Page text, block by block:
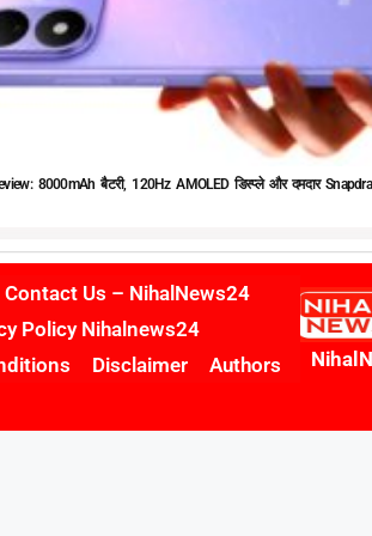
8000mAh बैटरी, 120Hz AMOLED डिस्प्ले और दमदार
Contact Us – NihalNews24
Policy Nihalnews24
Disclaimer Authors